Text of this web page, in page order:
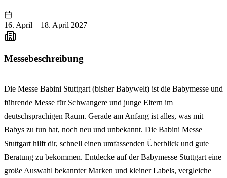
16. April – 18. April 2027
Messebeschreibung
Die Messe Babini Stuttgart (bisher Babywelt) ist die Babymesse und
führende Messe für Schwangere und junge Eltern im
deutschsprachigen Raum. Gerade am Anfang ist alles, was mit
Babys zu tun hat, noch neu und unbekannt. Die Babini Messe
Stuttgart hilft dir, schnell einen umfassenden Überblick und gute
Beratung zu bekommen. Entdecke auf der Babymesse Stuttgart eine
große Auswahl bekannter Marken und kleiner Labels, vergleiche